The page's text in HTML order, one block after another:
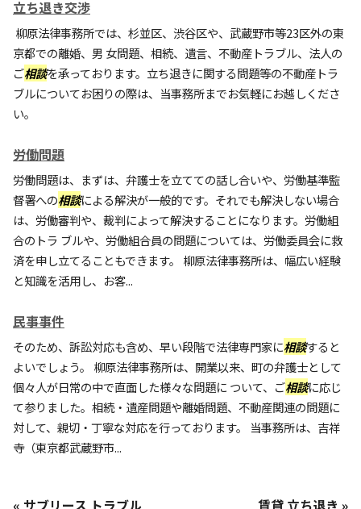
立ち退き交渉
柳原法律事務所では、杉並区、渋谷区や、武蔵野市等23区外の東
京都での離婚、男 女問題、相続、遺言、不動産トラブル、法人の
ご相談を承っております。立ち退きに関する問題等の不動産トラ
ブルについてお困りの際は、当事務所までお気軽にお越しくださ
い。
労働問題
労働問題は、まずは、弁護士を立てての話し合いや、労働基準監
督署への相談による解決が一般的です。それでも解決しない場合
は、労働審判や、裁判によって解決することになります。労働組
合のトラ ブルや、労働組合員の問題については、労働委員会に救
済を申し立てることもできます。 柳原法律事務所は、幅広い経験
と知識を活用し、お客...
民事事件
そのため、訴訟対応も含め、早い段階で法律専門家に相談すると
よいでしょう。 柳原法律事務所は、開業以来、町の弁護士として
個々人が日常の中で直面した様々な問題に ついて、ご相談に応じ
て参りました。相続・遺産問題や離婚問題、不動産関連の問題に
対して、親切・丁寧な対応を行っております。 当事務所は、吉祥
寺（東京都武蔵野市...
« サブリース トラブル
賃貸 立ち退き »